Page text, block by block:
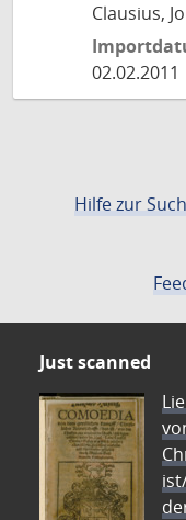
Clausius,
02.02.2011
Hilfe zur
Just scanned